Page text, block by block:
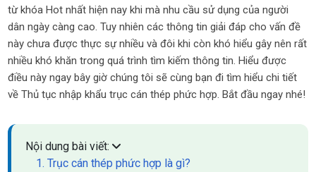
từ khóa Hot nhất hiện nay khi mà nhu cầu sử dụng của người
dân ngày càng cao. Tuy nhiên các thông tin giải đáp cho vấn đề
này chưa được thực sự nhiều và đôi khi còn khó hiểu gây nên rất
nhiều khó khăn trong quá trình tìm kiếm thông tin. Hiểu được
điều này ngay bây giờ chúng tôi sẽ cùng bạn đi tìm hiểu chi tiết
về Thủ tục nhập khẩu trục cán thép phức hợp. Bắt đầu ngay nhé!
Nội dung bài viết:
1. Trục cán thép phức hợp là gì?